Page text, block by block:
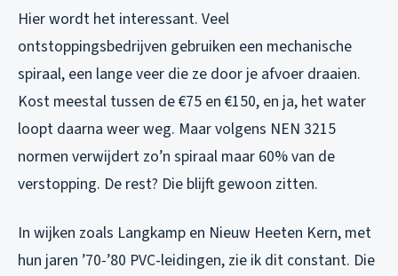
Hier wordt het interessant. Veel
ontstoppingsbedrijven gebruiken een mechanische
spiraal, een lange veer die ze door je afvoer draaien.
Kost meestal tussen de €75 en €150, en ja, het water
loopt daarna weer weg. Maar volgens NEN 3215
normen verwijdert zo’n spiraal maar 60% van de
verstopping. De rest? Die blijft gewoon zitten.
In wijken zoals Langkamp en Nieuw Heeten Kern, met
hun jaren ’70-’80 PVC-leidingen, zie ik dit constant. Die